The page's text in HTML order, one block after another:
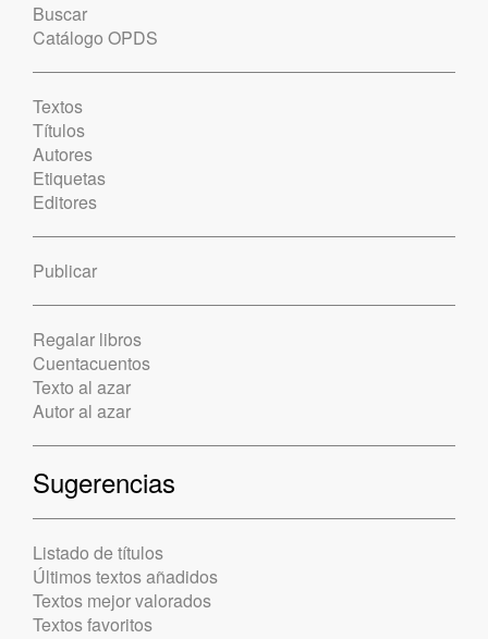
Buscar
Catálogo OPDS
Textos
Títulos
Autores
Etiquetas
Editores
Publicar
Regalar libros
Cuentacuentos
Texto al azar
Autor al azar
Sugerencias
Listado de títulos
Últimos textos añadidos
Textos mejor valorados
Textos favoritos